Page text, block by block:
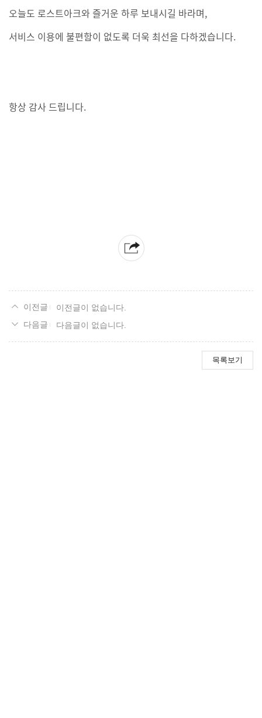
오늘도 로스트아크와 즐거운 하루 보내시길 바라며,
서비스 이용에 불편함이 없도록 더욱 최선을 다하겠습니다.
항상 감사 드립니다.
이전글이 없습니다.
다음글이 없습니다.
목록보기